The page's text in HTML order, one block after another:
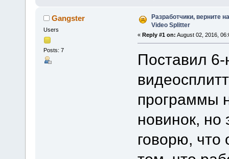
Gangster
Users
Posts: 7
Разработчики, верните
Video Splitter
« Reply #1 on: August 02, 2016,
Поставил
программы
новинок, но
говорю,